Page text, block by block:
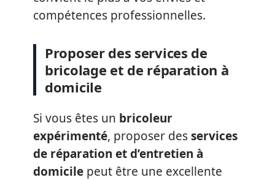
compétences professionnelles.
Proposer des services de
bricolage et de réparation à
domicile
Si vous êtes un bricoleur
expérimenté, proposer desservices
de réparation et d’entretien à
domicile peut être une excellente